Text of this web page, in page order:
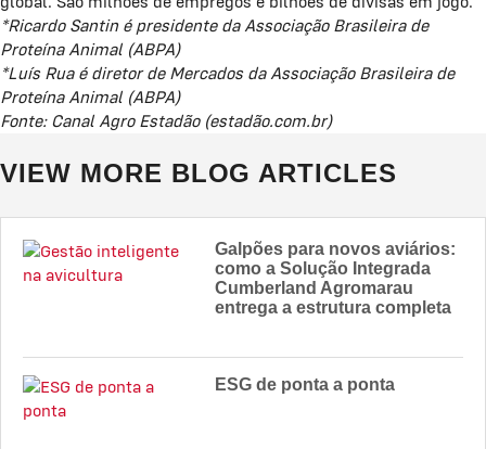
*Ricardo Santin é presidente da Associação Brasileira de
Proteína Animal (ABPA)
*Luís Rua é diretor de Mercados da Associação Brasileira de
Proteína Animal (ABPA)
Fonte: Canal Agro Estadão (estadão.com.br)
VIEW MORE BLOG ARTICLES
Galpões para novos aviários:
como a Solução Integrada
Cumberland Agromarau
entrega a estrutura completa
ESG de ponta a ponta